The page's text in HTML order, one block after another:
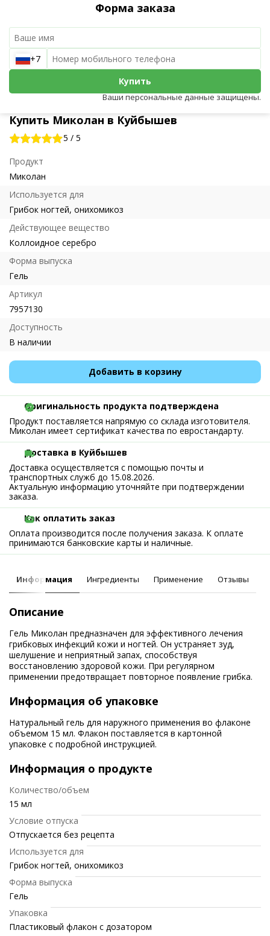
Купить Миколан в Куйбышев
5 / 5
Продукт
Миколан
Используется для
Грибок ногтей, онихомикоз
Действующее вещество
Коллоидное серебро
Форма выпуска
Гель
Артикул
7957130
Доступность
В наличии
Добавить в корзину
Форма заказа
+7
Купить
Ваши персональные данные защищены.
Оригинальность продукта подтверждена
Продукт поставляется напрямую со склада изготовителя.
Миколан имеет сертификат качества по евростандарту.
Доставка в Куйбышев
Доставка осуществляется с помощью почты и
транспортных служб до 15.08.2026.
Актуальную информацию уточняйте при подтверждении
заказа.
Как оплатить заказ
Оплата производится после получения заказа. К оплате
принимаются банковские карты и наличные.
Информация Ингредиенты Применение Отзывы
Описание
Гель Миколан предназначен для эффективного лечения
грибковых инфекций кожи и ногтей. Он устраняет зуд,
шелушение и неприятный запах, способствуя
восстановлению здоровой кожи. При регулярном
применении предотвращает повторное появление грибка.
Информация об упаковке
Натуральный гель для наружного применения во флаконе
объемом 15 мл. Флакон поставляется в картонной
упаковке с подробной инструкцией.
Информация о продукте
Количество/объем
15 мл
Условие отпуска
Отпускается без рецепта
Используется для
Грибок ногтей, онихомикоз
Форма выпуска
Гель
Упаковка
Пластиковый флакон с дозатором